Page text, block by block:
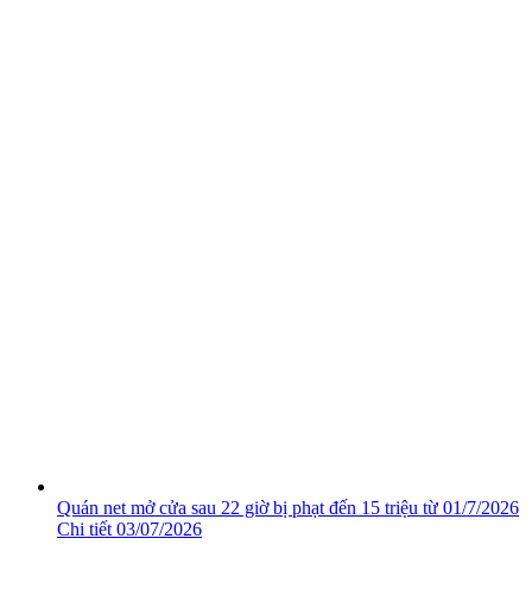
Quán net mở cửa sau 22 giờ bị phạt đến 15 triệu từ 01/7/2026
Chi tiết 03/07/2026